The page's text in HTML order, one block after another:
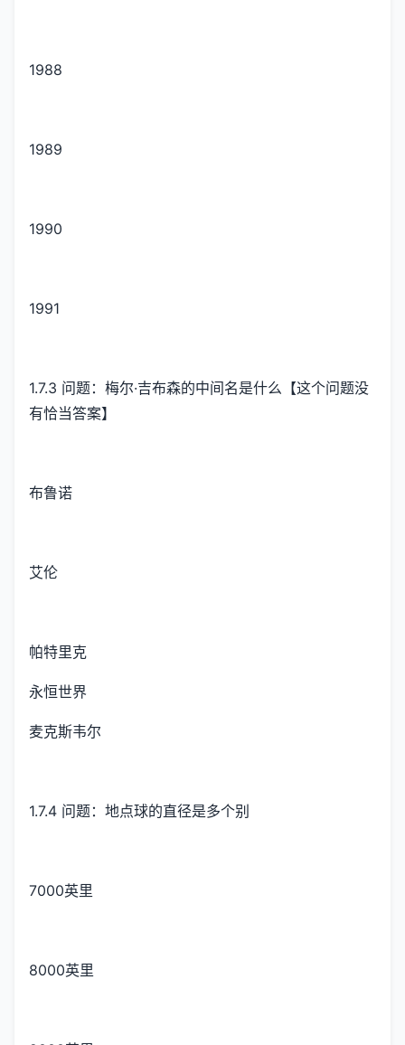
1988
1989
1990
1991
1.7.3 问题：梅尔·吉布森的中间名是什么【这个问题没
有恰当答案】
布鲁诺
艾伦
帕特里克
永恒世界
麦克斯韦尔
1.7.4 问题：地点球的直径是多个别
7000英里
8000英里